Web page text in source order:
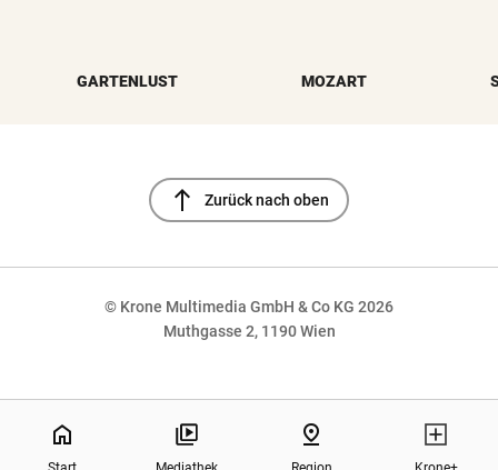
GARTENLUST MOZART
north Zurück nach oben
© Krone Multimedia GmbH & Co KG 2026
Muthgasse 2, 1190 Wien
home pin_drop
NaN%